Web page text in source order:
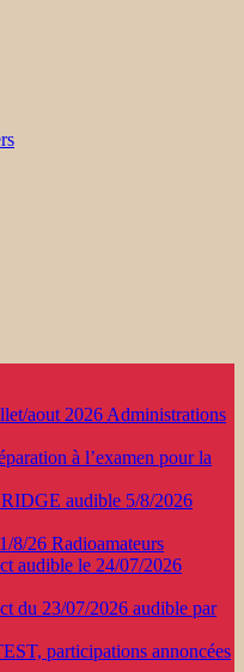
aout 2026 Administrations
à l’examen pour la
audible 5/8/2026
8/26 Radioamateurs
audible le 24/07/2026
du 23/07/2026 audible par
participations annoncées